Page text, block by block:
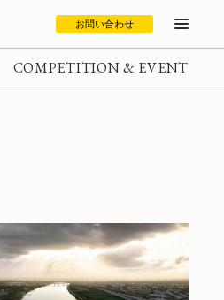
お問い合わせ
COMPETITION & EVENT